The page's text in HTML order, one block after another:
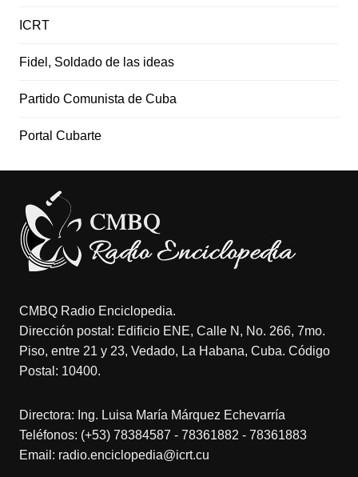
ICRT
Fidel, Soldado de las ideas
Partido Comunista de Cuba
Portal Cubarte
CMBQ Radio Enciclopedia.
Dirección postal: Edificio ENE, Calle N, No. 266, 7mo.
Piso, entre 21 y 23, Vedado, La Habana, Cuba. Código
Postal: 10400.
Directora: Ing. Luisa María Márquez Echevarría
Teléfonos: (+53) 78384587 - 78361882 - 78361883
Email: radio.enciclopedia@icrt.cu